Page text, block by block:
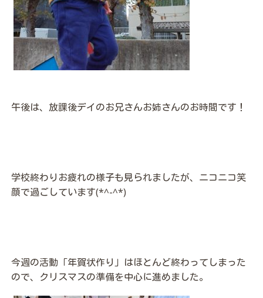
午後は、放課後デイのお兄さんお姉さんのお時間です！
学校終わりお疲れの様子も見られましたが、ニコニコ笑
顔で過ごしています(*^-^*)
今週の活動「年賀状作り」はほとんど終わってしまった
ので、クリスマスの準備を中心に進めました。